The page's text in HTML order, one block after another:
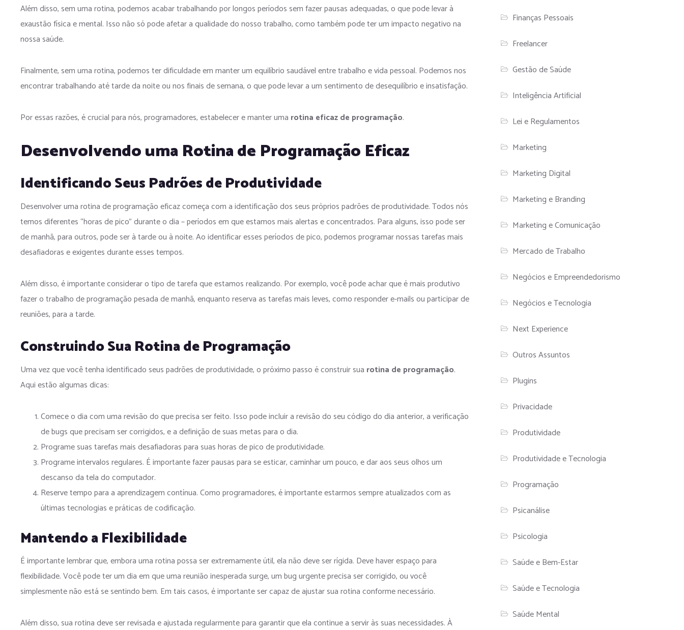
Além disso, sem uma rotina, podemos acabar trabalhando por longos períodos sem fazer pausas adequadas, o que pode levar à
exaustão física e mental. Isso não só pode afetar a qualidade do nosso trabalho, como também pode ter um impacto negativo na
nossa saúde.
Finalmente, sem uma rotina, podemos ter dificuldade em manter um equilíbrio saudável entre trabalho e vida pessoal. Podemos nos
encontrar trabalhando até tarde da noite ou nos finais de semana, o que pode levar a um sentimento de desequilíbrio e insatisfação.
Por essas razões, é crucial para nós, programadores, estabelecer e manter uma rotina eficaz de programação.
Desenvolvendo uma Rotina de Programação Eficaz
Identificando Seus Padrões de Produtividade
Desenvolver uma rotina de programação eficaz começa com a identificação dos seus próprios padrões de produtividade. Todos nós
temos diferentes “horas de pico” durante o dia – períodos em que estamos mais alertas e concentrados. Para alguns, isso pode ser
de manhã, para outros, pode ser à tarde ou à noite. Ao identificar esses períodos de pico, podemos programar nossas tarefas mais
desafiadoras e exigentes durante esses tempos.
Além disso, é importante considerar o tipo de tarefa que estamos realizando. Por exemplo, você pode achar que é mais produtivo
fazer o trabalho de programação pesada de manhã, enquanto reserva as tarefas mais leves, como responder e-mails ou participar de
reuniões, para a tarde.
Construindo Sua Rotina de Programação
Uma vez que você tenha identificado seus padrões de produtividade, o próximo passo é construir sua rotina de programação.
Aqui estão algumas dicas:
Comece o dia com uma revisão do que precisa ser feito. Isso pode incluir a revisão do seu código do dia anterior, a verificação
de bugs que precisam ser corrigidos, e a definição de suas metas para o dia.
Programe suas tarefas mais desafiadoras para suas horas de pico de produtividade.
Programe intervalos regulares. É importante fazer pausas para se esticar, caminhar um pouco, e dar aos seus olhos um
descanso da tela do computador.
Reserve tempo para a aprendizagem contínua. Como programadores, é importante estarmos sempre atualizados com as
últimas tecnologias e práticas de codificação.
Mantendo a Flexibilidade
É importante lembrar que, embora uma rotina possa ser extremamente útil, ela não deve ser rígida. Deve haver espaço para
flexibilidade. Você pode ter um dia em que uma reunião inesperada surge, um bug urgente precisa ser corrigido, ou você
simplesmente não está se sentindo bem. Em tais casos, é importante ser capaz de ajustar sua rotina conforme necessário.
Além disso, sua rotina deve ser revisada e ajustada regularmente para garantir que ela continue a servir às suas necessidades. À
Finanças Pessoais
Freelancer
Gestão de Saúde
Inteligência Artificial
Lei e Regulamentos
Marketing
Marketing Digital
Marketing e Branding
Marketing e Comunicação
Mercado de Trabalho
Negócios e Empreendedorismo
Negócios e Tecnologia
Next Experience
Outros Assuntos
Plugins
Privacidade
Produtividade
Produtividade e Tecnologia
Programação
Psicanálise
Psicologia
Saúde e Bem-Estar
Saúde e Tecnologia
Saúde Mental